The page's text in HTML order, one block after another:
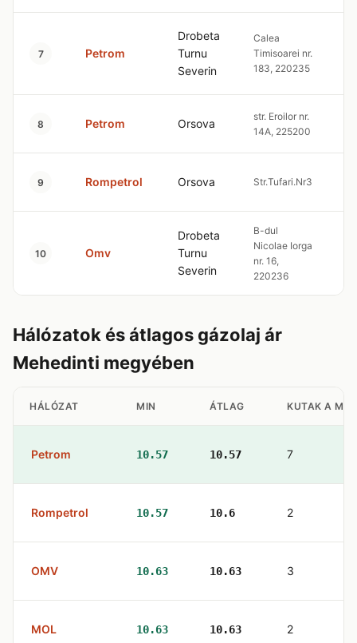
7 Petrom
Drobeta
Turnu
Severin
Calea
Timisoarei nr.
183, 220235
8 Petrom Orsova
str. Eroilor nr.
14A, 225200
9 Rompetrol Orsova Str.Tufari.Nr3
10 Omv
Drobeta
Turnu
Severin
B-dul
Nicolae Iorga
nr. 16,
220236
Hálózatok és átlagos gázolaj ár
Mehedinti megyében
HÁLÓZAT MIN ÁTLAG KUTAK A
Petrom 10.57 10.57 7
Rompetrol 10.57 10.6 2
OMV 10.63 10.63 3
MOL 10.63 10.63 2